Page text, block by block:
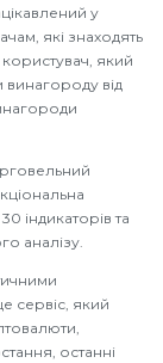
у
які знаходять
який
винагороду від
індикаторів та
аналізу.
сервіс, який
останні